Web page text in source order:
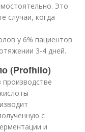
Это
случаи, когда
у 6% пациентов
3-4 дней.
(Profhilo)
-
с
и